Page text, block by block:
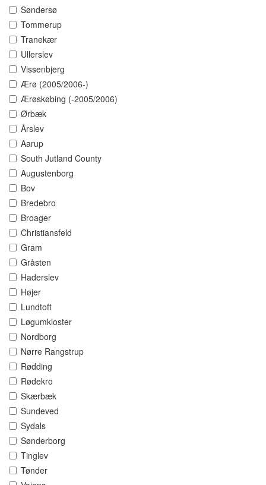
Søndersø
Tommerup
Tranekær
Ullerslev
Vissenbjerg
Ærø (2005/2006-)
Ærøskøbing (-2005/2006)
Ørbæk
Årslev
Aarup
South Jutland County
Augustenborg
Bov
Bredebro
Broager
Christiansfeld
Gram
Gråsten
Haderslev
Højer
Lundtoft
Løgumkloster
Nordborg
Nørre Rangstrup
Rødding
Rødekro
Skærbæk
Sundeved
Sydals
Sønderborg
Tinglev
Tønder